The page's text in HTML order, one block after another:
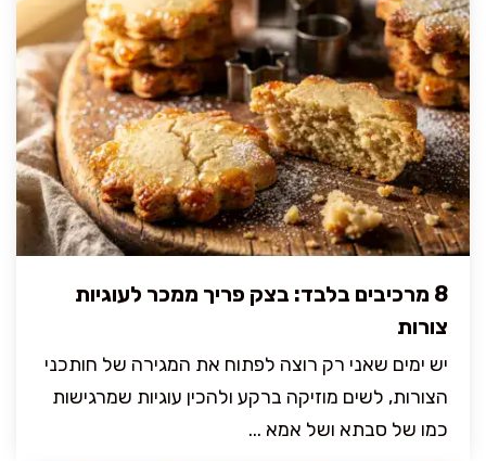
8 מרכיבים בלבד: בצק פריך ממכר לעוגיות
צורות
יש ימים שאני רק רוצה לפתוח את המגירה של חותכני
הצורות, לשים מוזיקה ברקע ולהכין עוגיות שמרגישות
כמו של סבתא ושל אמא ...